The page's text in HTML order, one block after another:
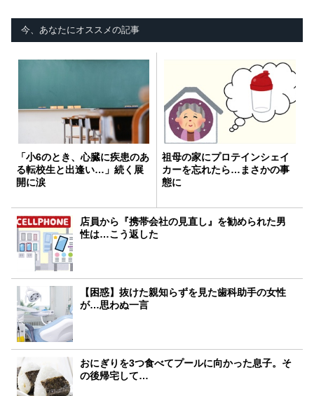
今、あなたにオススメの記事
「小6のとき、心臓に疾患のあ
る転校生と出逢い…」続く展
開に涙
祖母の家にプロテインシェイ
カーを忘れたら…まさかの事
態に
店員から『携帯会社の見直し』を勧められた男
性は…こう返した
【困惑】抜けた親知らずを見た歯科助手の女性
が…思わぬ一言
おにぎりを3つ食べてプールに向かった息子。そ
の後帰宅して…